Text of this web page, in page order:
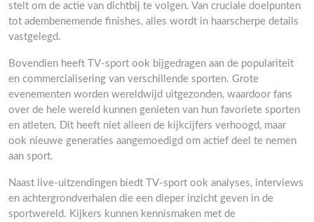
stelt om de actie van dichtbij te volgen. Van cruciale doelpunten
tot adembenemende finishes, alles wordt in haarscherpe details
vastgelegd.
Bovendien heeft TV-sport ook bijgedragen aan de populariteit
en commercialisering van verschillende sporten. Grote
evenementen worden wereldwijd uitgezonden, waardoor fans
over de hele wereld kunnen genieten van hun favoriete sporten
en atleten. Dit heeft niet alleen de kijkcijfers verhoogd, maar
ook nieuwe generaties aangemoedigd om actief deel te nemen
aan sport.
Naast live-uitzendingen biedt TV-sport ook analyses, interviews
en achtergrondverhalen die een dieper inzicht geven in de
sportwereld. Kijkers kunnen kennismaken met de